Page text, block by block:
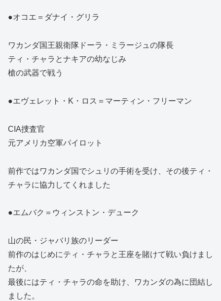
●オコエ＝ダナイ・グリラ
ワカンダ国王親衛隊ドーラ・ミラージュの隊長
ティ・チャラとナキアの幼なじみ
槍の武器で戦う
●エヴェレット・K・ロス＝マーティン・フリーマン
CIA捜査官
元アメリカ空軍パイロット
前作ではワカンダ国でシュリの手術を受け、その後ティ・
チャラに協力してくれました
●エムバク＝ウィンストン・デューク
山の民・ジャバリ族のリーダー
前作のはじめにティ・チャラと王座を賭けて戦い負けまし
たが、
最後にはティ・チャラの命を助け、ワカンダの為に団結し
ました。